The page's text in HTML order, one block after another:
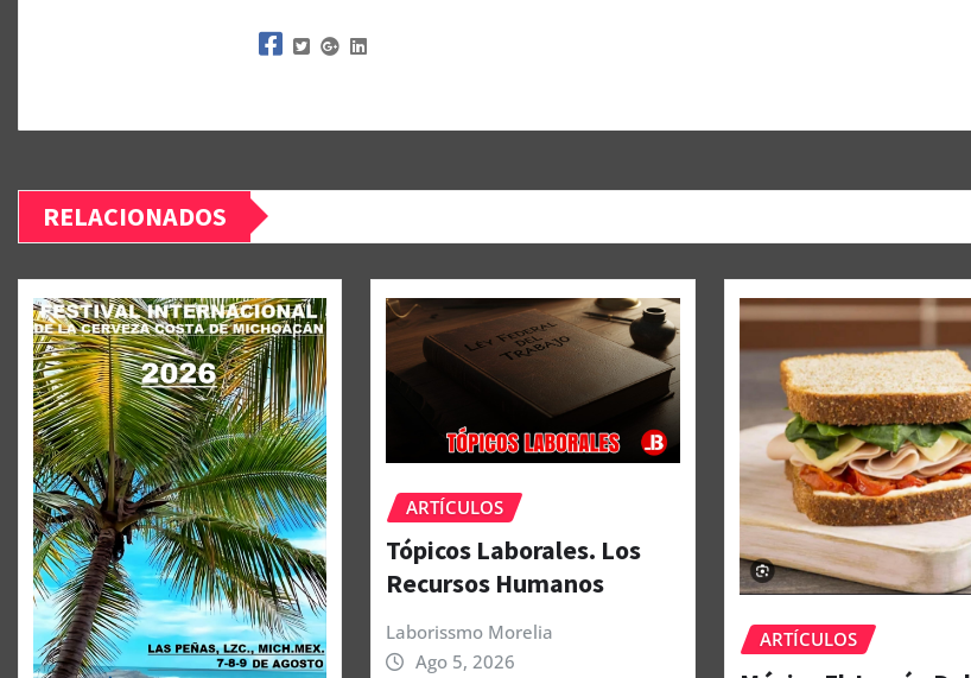
RELACIONADOS
ARTÍCULOS
Tópicos Laborales. Los
Recursos Humanos
Laborissmo Morelia
Ago 5, 2026
ARTÍCULOS